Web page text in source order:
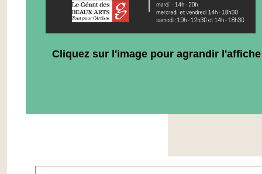
Cliquez sur l'image pour agrandir l'affiche